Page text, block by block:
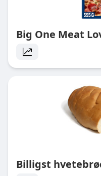
Big One Meat
Billigst